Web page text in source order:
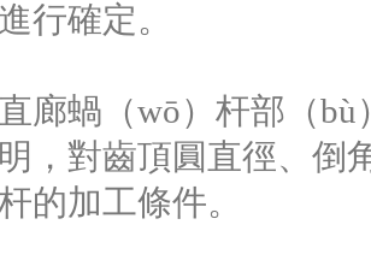
行確定。
廊蝸（wō）杆部（
，對齒頂圓直徑、倒
的加工條件。